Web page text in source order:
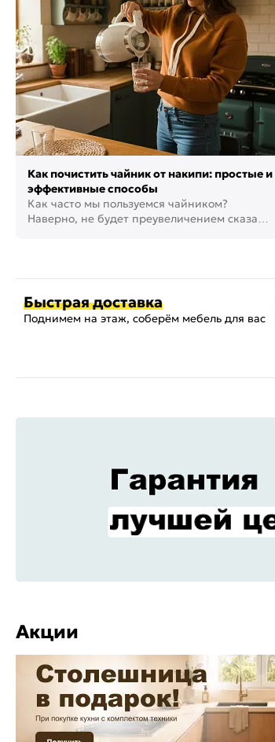
Как почистить чайник от накипи: простые и
эффективные способы
Как часто мы пользуемся чайником?
Наверно, не будет преувеличением сказать,
Быстрая доставка
Поднимем на этаж, соберём мебель для вас
Акции